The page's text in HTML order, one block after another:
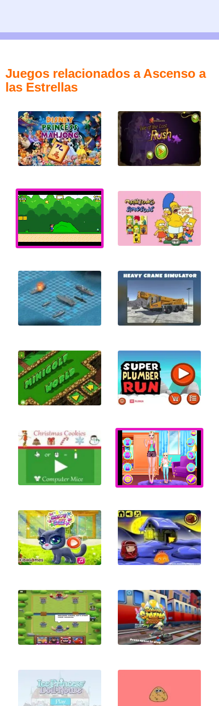
Juegos relacionados a Ascenso a
las Estrellas